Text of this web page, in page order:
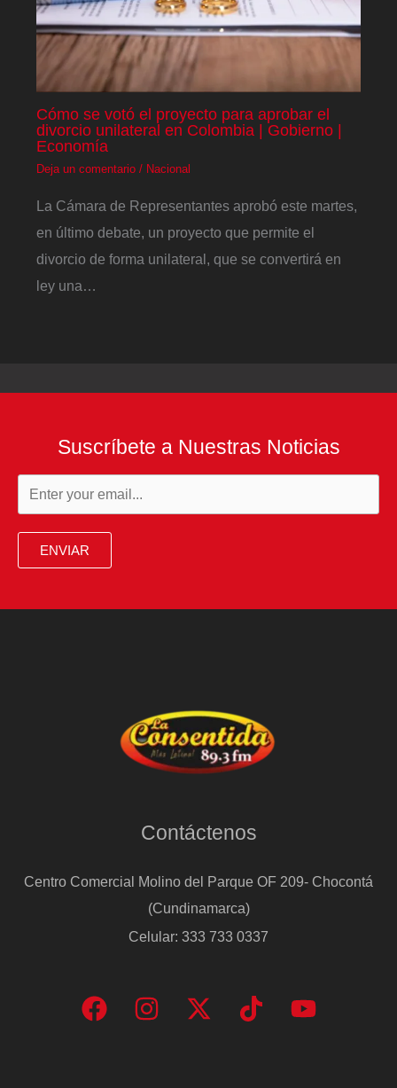
Cómo se votó el proyecto para aprobar el
divorcio unilateral en Colombia | Gobierno |
Economía
Deja un comentario / Nacional
La Cámara de Representantes aprobó este martes,
en último debate, un proyecto que permite el
divorcio de forma unilateral, que se convertirá en
ley una…
Suscríbete a Nuestras Noticias
ENVIAR
Contáctenos
Centro Comercial Molino del Parque OF 209- Chocontá
(Cundinamarca)
Celular: 333 733 0337